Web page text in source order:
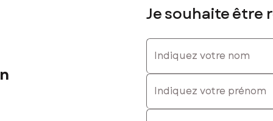
Je souhaite être
Indiquez votre nom
Indiquez votre prénom
E-mail